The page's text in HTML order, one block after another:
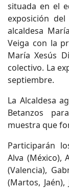
situada en el
exposición
alcaldesa
Veiga con la
María Xesús
colectivo. La
septiembre.
La Alcaldesa
Betanzos
muestra que
Participarán
Alva (México),
(Valencia),
(Martos,